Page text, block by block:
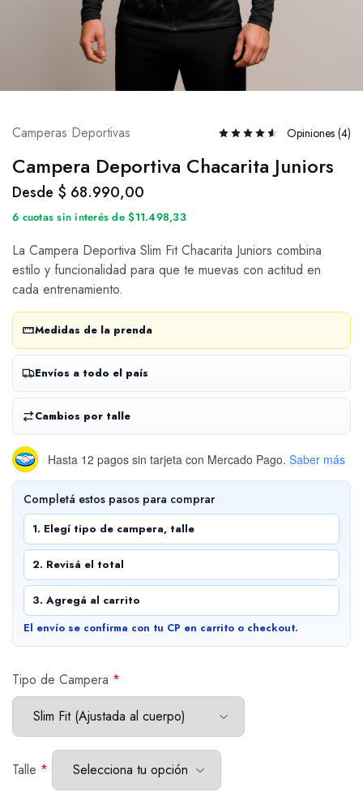
Camperas Deportivas Opiniones (4)
Campera Deportiva Chacarita Juniors
Desde $ 68.990,00
6 cuotas sin interés de $11.498,33
La Campera Deportiva Slim Fit Chacarita Juniors combina
estilo y funcionalidad para que te muevas con actitud en
cada entrenamiento.
Medidas de la prenda
Envíos a todo el país
Cambios por talle
Hasta 12 pagos sin tarjeta con Mercado Pago. Saber más
Completá estos pasos para comprar
1. Elegí tipo de campera, talle
2. Revisá el total
3. Agregá al carrito
El envío se confirma con tu CP en carrito o checkout.
Tipo de Campera *
Talle *